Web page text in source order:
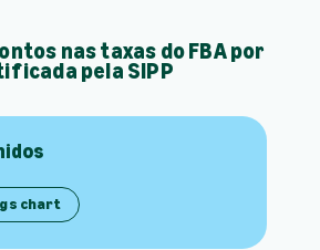
nas taxas do FBA por
pela SIPP
chart